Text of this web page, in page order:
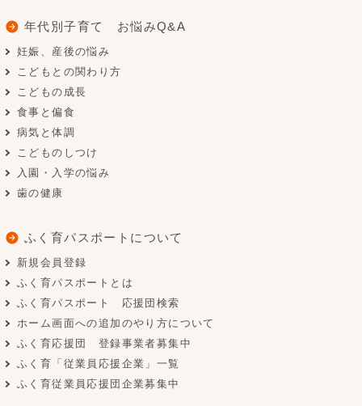
年代別子育て お悩みQ&A
妊娠、産後の悩み
こどもとの関わり方
こどもの成長
食事と偏食
病気と体調
こどものしつけ
入園・入学の悩み
歯の健康
ふく育パスポートについて
新規会員登録
ふく育パスポートとは
ふく育パスポート 応援団検索
ホーム画面への追加のやり方について
ふく育応援団 登録事業者募集中
ふく育「従業員応援企業」一覧
ふく育従業員応援団企業募集中